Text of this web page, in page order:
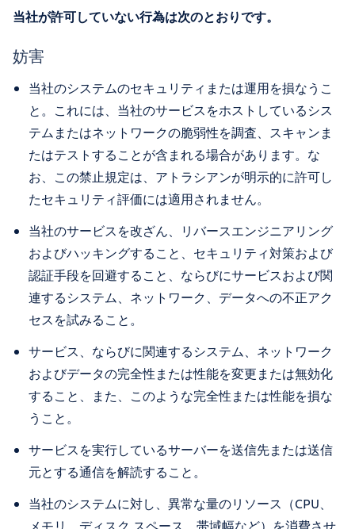
当社が許可していない行為は次のとおりです。
妨害
当社のシステムのセキュリティまたは運用を損なうこ
と。これには、当社のサービスをホストしているシス
テムまたはネットワークの脆弱性を調査、スキャンま
たはテストすることが含まれる場合があります。な
お、この禁止規定は、アトラシアンが明示的に許可し
たセキュリティ評価には適用されません。
当社のサービスを改ざん、リバースエンジニアリング
およびハッキングすること、セキュリティ対策および
認証手段を回避すること、ならびにサービスおよび関
連するシステム、ネットワーク、データへの不正アク
セスを試みること。
サービス、ならびに関連するシステム、ネットワーク
およびデータの完全性または性能を変更または無効化
すること、また、このような完全性または性能を損な
うこと。
サービスを実行しているサーバーを送信先または送信
元とする通信を解読すること。
当社のシステムに対し、異常な量のリソース（CPU、
メモリ、ディスク スペース、帯域幅など）を消費させ